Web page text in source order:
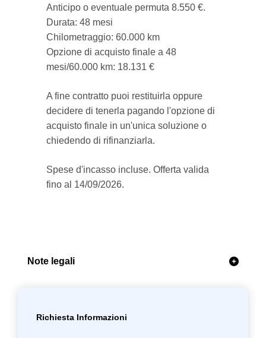
Anticipo o eventuale permuta 8.550 €.
Durata: 48 mesi
Chilometraggio: 60.000 km
Opzione di acquisto finale a 48
mesi/60.000 km: 18.131 €
A fine contratto puoi restituirla oppure
decidere di tenerla pagando l'opzione di
acquisto finale in un'unica soluzione o
chiedendo di rifinanziarla.
Spese d'incasso incluse. Offerta valida
fino al 14/09/2026.
Note legali
Richiesta Informazioni